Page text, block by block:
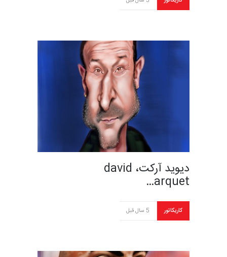
دیوید آرکت، david
arquet…
کاریکاتور 5 سال قبل